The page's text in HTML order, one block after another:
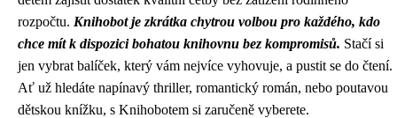
rozpočtu. Knihobot je zkrátka chytrou volbou pro každého, kdo
chce mít k dispozici bohatou knihovnu bez kompromisů. Stačí si
jen vybrat balíček, který vám nejvíce vyhovuje, a pustit se do čtení.
Ať už hledáte napínavý thriller, romantický román, nebo poutavou
dětskou knížku, s Knihobotem si zaručeně vyberete.